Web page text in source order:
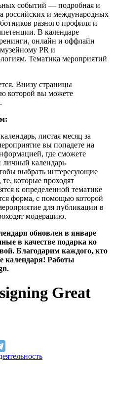
событий — подробная и
российских и международных
разного профиля и
В календаре
онлайн и оффлайн
PR и
Тематика мероприятий
Внизу страницы
которой вы можете
листая месяц за
вы попадете на
где сможете
личный календарь
выбрать интересующие
которые проходят
к определенной тематике
форма, с помощью которой
для публикации в
модерацию.
обновлен в январе
в качестве подарка ко
Благодарим каждого, кто
календаря! Работы
Great